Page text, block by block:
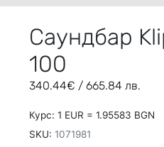
Саундбар
100
340.44€ / 665.84 лв.
Курс: 1 EUR = 1.95583 BGN
SKU: 1071981